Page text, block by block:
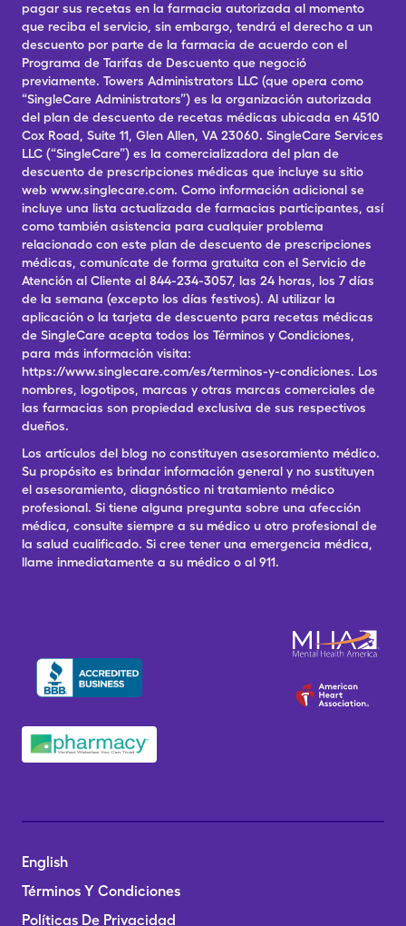
pagar sus recetas en la farmacia autorizada al momento
que reciba el servicio, sin embargo, tendrá el derecho a un
descuento por parte de la farmacia de acuerdo con el
Programa de Tarifas de Descuento que negoció
previamente. Towers Administrators LLC (que opera como
“SingleCare Administrators”) es la organización autorizada
del plan de descuento de recetas médicas ubicada en 4510
Cox Road, Suite 11, Glen Allen, VA 23060. SingleCare Services
LLC (“SingleCare”) es la comercializadora del plan de
descuento de prescripciones médicas que incluye su sitio
web www.singlecare.com. Como información adicional se
incluye una lista actualizada de farmacias participantes, así
como también asistencia para cualquier problema
relacionado con este plan de descuento de prescripciones
médicas, comunícate de forma gratuita con el Servicio de
Atención al Cliente al 844-234-3057, las 24 horas, los 7 días
de la semana (excepto los días festivos). Al utilizar la
aplicación o la tarjeta de descuento para recetas médicas
de SingleCare acepta todos los Términos y Condiciones,
para más información visita:
https://www.singlecare.com/es/terminos-y-condiciones. Los
nombres, logotipos, marcas y otras marcas comerciales de
las farmacias son propiedad exclusiva de sus respectivos
dueños.
Los artículos del blog no constituyen asesoramiento médico.
Su propósito es brindar información general y no sustituyen
el asesoramiento, diagnóstico ni tratamiento médico
profesional. Si tiene alguna pregunta sobre una afección
médica, consulte siempre a su médico u otro profesional de
la salud cualificado. Si cree tener una emergencia médica,
llame inmediatamente a su médico o al 911.
English
Términos Y Condiciones
Políticas De Privacidad